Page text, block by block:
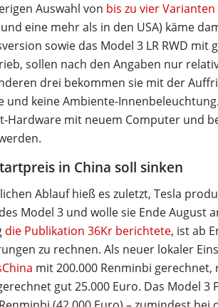
Auswahl von bis zu vier
eine mehr als in den USA) käme
sowie das Model 3 LR RWD
sollen nach den Angaben nur
drei bekommen sie mit der
und keine Ambiente-
Hardware mit neuem Computer und
in China soll sinken
Ablauf hieß es zuletzt, Tesla
Model 3 und wolle sie Ende August
die Publikation 36Kr berichtete, ist ab
zu rechnen. Als neuer lokaler
mit 200.000 Renminbi
gut 25.000 Euro. Das Model